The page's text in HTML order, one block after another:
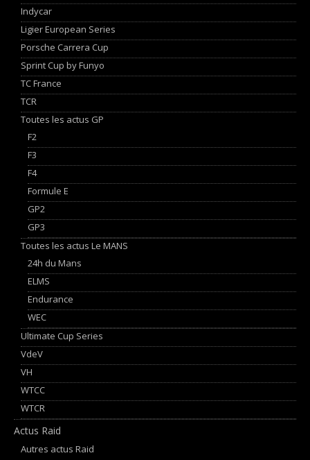
Indycar
Ligier European Series
Porsche Carrera Cup
Sprint Cup by Funyo
TC France
TCR
Toutes les actus GP
F2
F3
F4
Formule E
GP2
GP3
Toutes les actus Le MANS
24h du Mans
ELMS
Endurance
WEC
Ultimate Cup Series
VdeV
VH
WTCC
WTCR
Actus Raid
Autres actus Raid